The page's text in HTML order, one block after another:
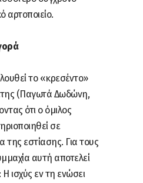
αρτοποιείο.
το «κρεσέντο»
(Παγωτά Δωδώνη,
ότι ο όμιλος
σε
εστίασης. Για τους
αυτή αποτελεί
ισχύς εν τη ενώσει